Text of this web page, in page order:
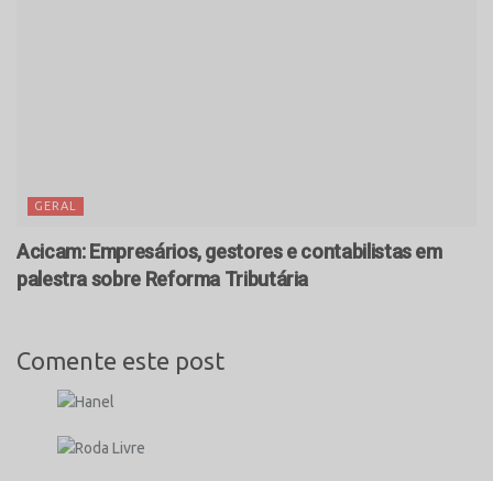
GERAL
Acicam: Empresários, gestores e contabilistas em
palestra sobre Reforma Tributária
Comente este post